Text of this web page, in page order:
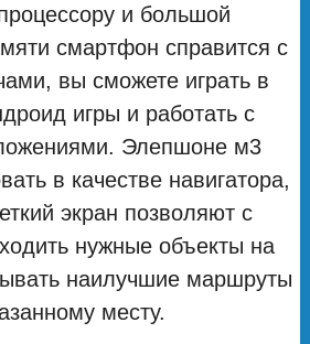
и большой
смартфон справится с
вы сможете играть в
игры и работать с
Элепшоне м3
в качестве навигатора,
экран позволяют с
нужные объекты на
наилучшие маршруты
месту.